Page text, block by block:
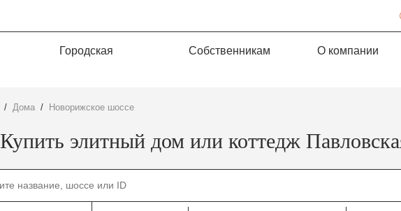
Городская Собственникам О компании
дома Новорижское шоссе
Купить элитный дом или коттедж